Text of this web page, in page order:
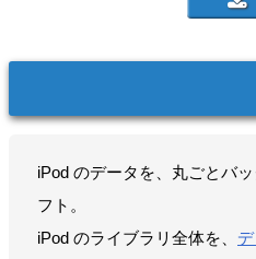
iPod のデータを、丸ごとバ
フト。
iPod のライブラリ全体を、